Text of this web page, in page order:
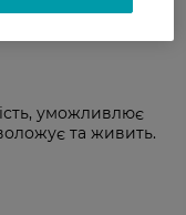
уможливлює
та живить.